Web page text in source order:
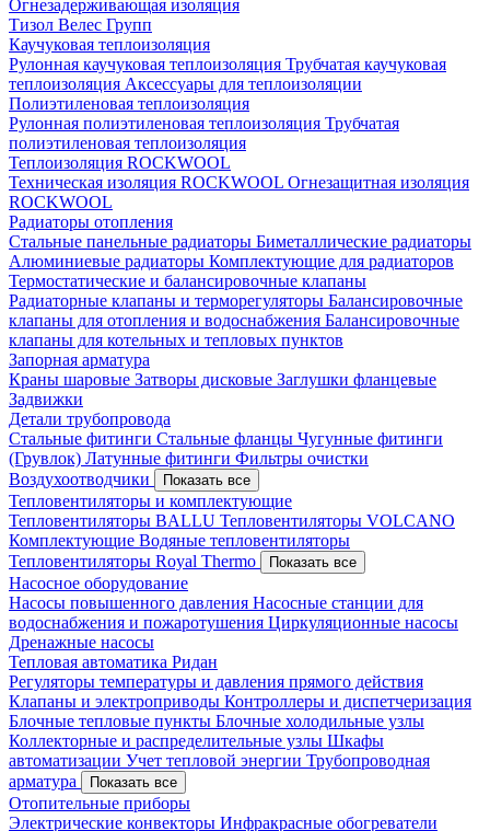
Огнезадерживающая изоляция
Тизол Велес Групп
Каучуковая теплоизоляция
Рулонная каучуковая теплоизоляция Трубчатая каучуковая
теплоизоляция Аксессуары для теплоизоляции
Полиэтиленовая теплоизоляция
Рулонная полиэтиленовая теплоизоляция Трубчатая
полиэтиленовая теплоизоляция
Теплоизоляция ROCKWOOL
Техническая изоляция ROCKWOOL Огнезащитная изоляция
ROCKWOOL
Радиаторы отопления
Стальные панельные радиаторы Биметаллические радиаторы
Алюминиевые радиаторы Комплектующие для радиаторов
Термостатические и балансировочные клапаны
Радиаторные клапаны и терморегуляторы Балансировочные
клапаны для отопления и водоснабжения Балансировочные
клапаны для котельных и тепловых пунктов
Запорная арматура
Краны шаровые Затворы дисковые Заглушки фланцевые
Задвижки
Детали трубопровода
Стальные фитинги Стальные фланцы Чугунные фитинги
(Грувлок) Латунные фитинги Фильтры очистки
Воздухоотводчики
Показать все
Тепловентиляторы и комплектующие
Тепловентиляторы BALLU Тепловентиляторы VOLCANO
Комплектующие Водяные тепловентиляторы
Тепловентиляторы Royal Thermo
Показать все
Насосное оборудование
Насосы повышенного давления Насосные станции для
водоснабжения и пожаротушения Циркуляционные насосы
Дренажные насосы
Тепловая автоматика Ридан
Регуляторы температуры и давления прямого действия
Клапаны и электроприводы Контроллеры и диспетчеризация
Блочные тепловые пункты Блочные холодильные узлы
Коллекторные и распределительные узлы Шкафы
автоматизации Учет тепловой энергии Трубопроводная
арматура
Показать все
Отопительные приборы
Электрические конвекторы Инфракрасные обогреватели